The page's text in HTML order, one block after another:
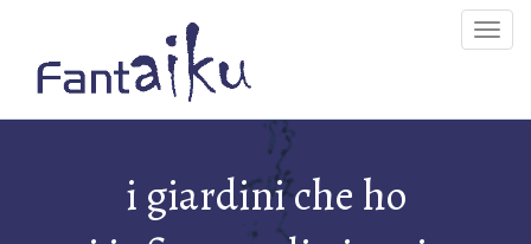
i giardini che ho